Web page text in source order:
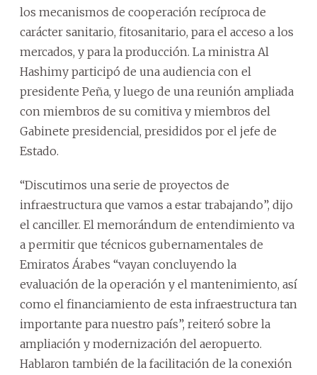
los mecanismos de cooperación recíproca de
carácter sanitario, fitosanitario, para el acceso a los
mercados, y para la producción. La ministra Al
Hashimy participó de una audiencia con el
presidente Peña, y luego de una reunión ampliada
con miembros de su comitiva y miembros del
Gabinete presidencial, presididos por el jefe de
Estado.
“Discutimos una serie de proyectos de
infraestructura que vamos a estar trabajando”, dijo
el canciller. El memorándum de entendimiento va
a permitir que técnicos gubernamentales de
Emiratos Árabes “vayan concluyendo la
evaluación de la operación y el mantenimiento, así
como el financiamiento de esta infraestructura tan
importante para nuestro país”, reiteró sobre la
ampliación y modernización del aeropuerto.
Hablaron también de la facilitación de la conexión